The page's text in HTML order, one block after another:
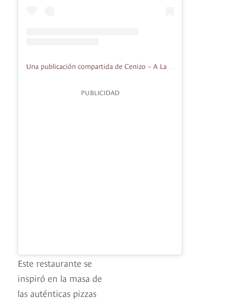
Una publicación compartida de Cenizo – A La Leña (@cenizo_bog)
PUBLICIDAD
Este restaurante se
inspiró en la masa de
las auténticas pizzas